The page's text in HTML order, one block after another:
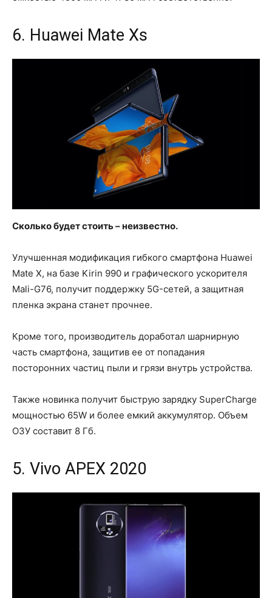
6. Huawei Mate Xs
Сколько будет стоить – неизвестно.
Улучшенная модификация гибкого смартфона Huawei
Mate X, на базе Kirin 990 и графического ускорителя
Mali-G76, получит поддержку 5G-сетей, а защитная
пленка экрана станет прочнее.
Кроме того, производитель доработал шарнирную
часть смартфона, защитив ее от попадания
посторонних частиц пыли и грязи внутрь устройства.
Также новинка получит быструю зарядку SuperCharge
мощностью 65W и более емкий аккумулятор. Объем
ОЗУ составит 8 Гб.
5. Vivo APEX 2020